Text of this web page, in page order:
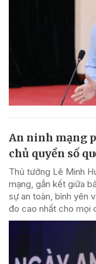
An ninh mạng
chủ quyền số
Thủ tướng Lê Minh
mạng, gắn kết giữa
sự an toàn, bình yên
đo cao nhất cho mọi